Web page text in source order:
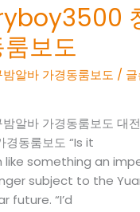
보도
알바 가경동룸보도 / 글
알바 가경동룸보도 대
동룸보도 “Is it
like something an
subject to the
future. “I’d